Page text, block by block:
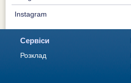
Instagram
Сервіси
Розклад